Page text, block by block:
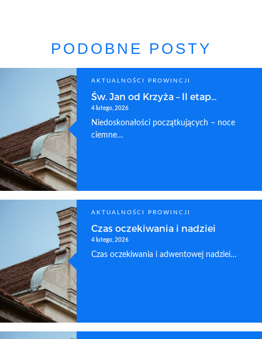
PODOBNE POSTY
AKTUALNOŚCI PROWINCJI
Św. Jan od Krzyża – II etap...
4 lutego, 2026
Niedoskonałości początkujących – noce
ciemne…
AKTUALNOŚCI PROWINCJI
Czas oczekiwania i nadziei
4 lutego, 2026
Czas oczekiwania i adwentowej nadziei…